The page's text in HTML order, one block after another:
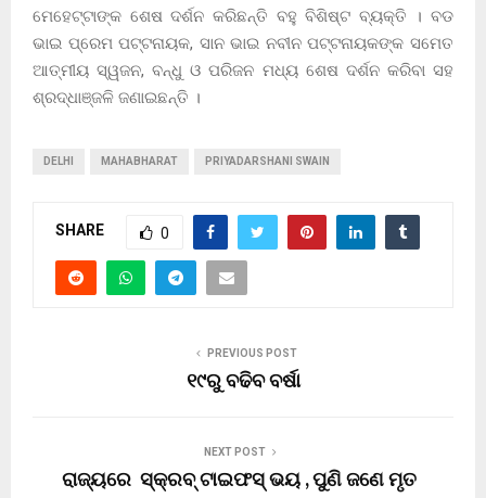
ମେହେଟ୍ଟାଙ୍କ ଶେଷ ଦର୍ଶନ କରିଛନ୍ତି ବହୁ ବିଶିଷ୍ଟ ବ୍ୟକ୍ତି । ବଡ
ଭାଇ ପ୍ରେମ ପଟ୍ଟନାୟକ, ସାନ ଭାଇ ନବୀନ ପଟ୍ଟନାୟକଙ୍କ ସମେତ
ଆତ୍ମୀୟ ସ୍ୱଜନ, ବନ୍ଧୁ ଓ ପରିଜନ ମଧ୍ୟ ଶେଷ ଦର୍ଶନ କରିବା ସହ
ଶ୍ରଦ୍ଧାଞ୍ଜଳି ଜଣାଇଛନ୍ତି ।
DELHI MAHABHARAT PRIYADARSHANI SWAIN
SHARE 0
PREVIOUS POST
୧୯ରୁ ବଢିବ ବର୍ଷା
NEXT POST
ରାଜ୍ୟରେ ସ୍କ୍ରବ୍ ଟାଇଫସ୍ ଭୟ , ପୁଣି ଜଣେ ମୃତ